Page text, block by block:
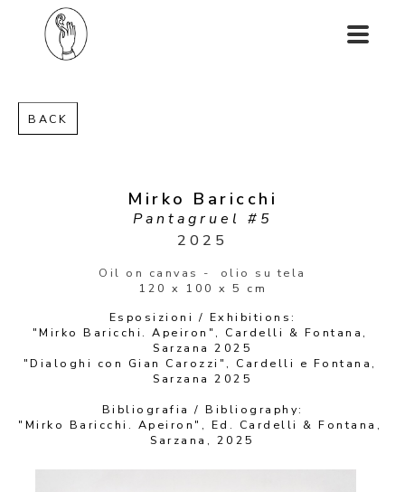
BACK
Mirko Baricchi
Pantagruel #5
2025
Oil on canvas -  olio su tela
120 x 100 x 5 cm
Esposizioni / Exhibitions:
"Mirko Baricchi. Apeiron", Cardelli & Fontana,
Sarzana 2025
"Dialoghi con Gian Carozzi", Cardelli e Fontana,
Sarzana 2025
Bibliografia / Bibliography:
"Mirko Baricchi. Apeiron", Ed. Cardelli & Fontana,
Sarzana, 2025